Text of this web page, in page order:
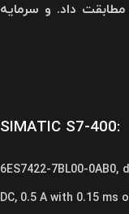
داد. و سرمایه
SIMATIC S7-400:
6ES7422-7BL00-
DC, 0.5 A with 0.15